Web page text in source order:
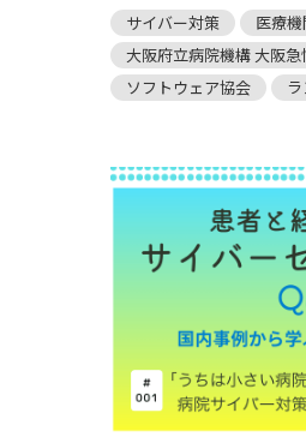
サイバー対策 医療
大阪府立病院機構 大阪
ソフトウェア協会